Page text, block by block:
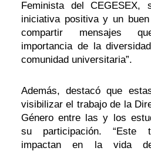
Feminista del CEGESEX,
iniciativa positiva y un
compartir mensajes
importancia de la
comunidad universitaria”.
Además, destacó que
visibilizar el trabajo de la
Género entre las y los
su participación. “Este
impactan en la vida